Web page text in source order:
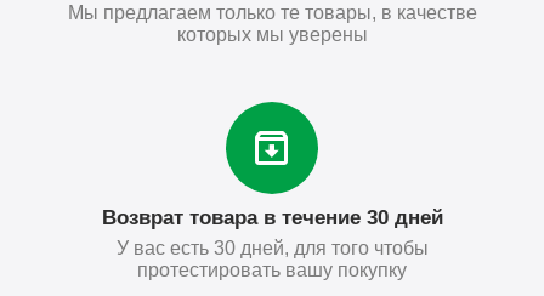
Мы предлагаем только те товары, в качестве
которых мы уверены
Возврат товара в течение 30 дней
У вас есть 30 дней, для того чтобы
протестировать вашу покупку